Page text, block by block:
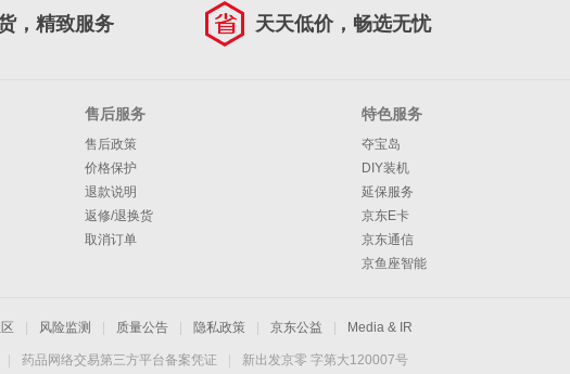
，精致服务 天天低价，畅选无忧
售后服务
售后政策
价格保护
退款说明
返修/退换货
取消订单
特色服务
夺宝岛
DIY装机
延保服务
京东E卡
京东通信
京鱼座智能
风险监测 质量公告 隐私政策 京东公益 Media & IR
药品网络交易第三方平台备案凭证 新出发京零 字第大120007号